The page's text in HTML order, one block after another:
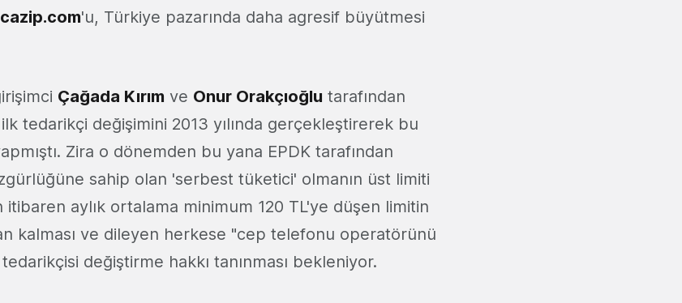
'u, Türkiye pazarında daha agresif büyütmesi
Çağada Kırım ve Onur Orakçıoğlu tarafından
tedarikçi değişimini 2013 yılında gerçekleştirerek bu
Zira o dönemden bu yana EPDK tarafından
sahip olan 'serbest tüketici' olmanın üst limiti
itibaren aylık ortalama minimum 120 TL'ye düşen limitin
kalması ve dileyen herkese "cep telefonu operatörünü
değiştirme hakkı tanınması bekleniyor.